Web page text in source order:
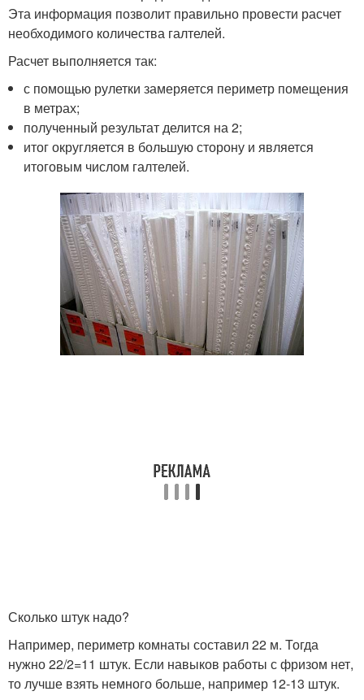
Эта информация позволит правильно провести расчет
необходимого количества галтелей.
Расчет выполняется так:
с помощью рулетки замеряется периметр помещения
в метрах;
полученный результат делится на 2;
итог округляется в большую сторону и является
итоговым числом галтелей.
Сколько штук надо?
Например, периметр комнаты составил 22 м. Тогда
нужно 22/2=11 штук. Если навыков работы с фризом нет,
то лучше взять немного больше, например 12-13 штук.